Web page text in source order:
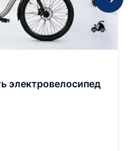
электровелосипед